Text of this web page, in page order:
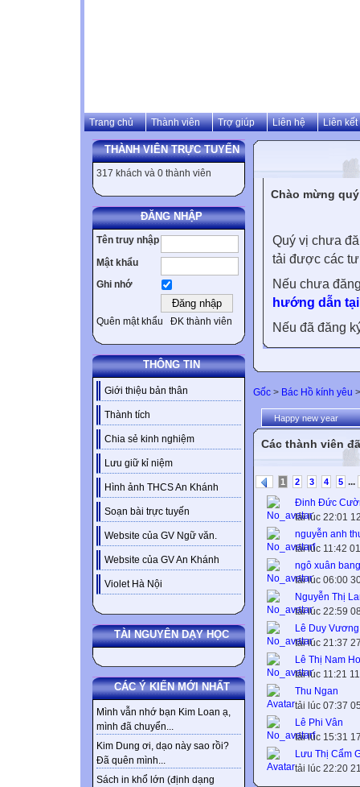
Trang chủ Thành viên Trợ giúp Liên hệ Liên kết
THÀNH VIÊN TRỰC TUYẾN
317 khách và 0 thành viên
ĐĂNG NHẬP
Tên truy nhập
Mật khẩu
Ghi nhớ
Quên mật khẩu ĐK thành viên
THÔNG TIN
Giới thiệu bản thân
Thành tích
Chia sẻ kinh nghiệm
Lưu giữ kỉ niệm
Hình ảnh THCS An Khánh
Soạn bài trực tuyến
Website của GV Ngữ văn.
Website của GV An Khánh
Violet Hà Nội
TÀI NGUYÊN DẠY HỌC
CÁC Ý KIẾN MỚI NHẤT
Mình vẫn nhớ bạn Kim Loan ạ,
mình đã chuyển...
Kim Dung ơi, dạo này sao rồi?
Đã quên mình...
Sách in khổ lớn (định dạng
Chào mừng
Quý vị chưa
tải được các
Nếu chưa
hướng dẫn
Nếu đã đăng
Gốc > Bác Hồ kính yêu
Happy new year
Các thành viên
1 2 3 4 5 ...
Đinh Đức
tải lúc 22:01
nguyễn anh
tải lúc 11:42
ngô xuân bang
tải lúc 06:00
Nguyễn Thị
tải lúc 22:59
Lê Duy Vương
tải lúc 21:37
Lê Thị Nam
tải lúc 11:21
Thu Ngan
tải lúc 07:37
Lê Phi Vân
tải lúc 15:31
Lưu Thị Cẩm
tải lúc 22:20